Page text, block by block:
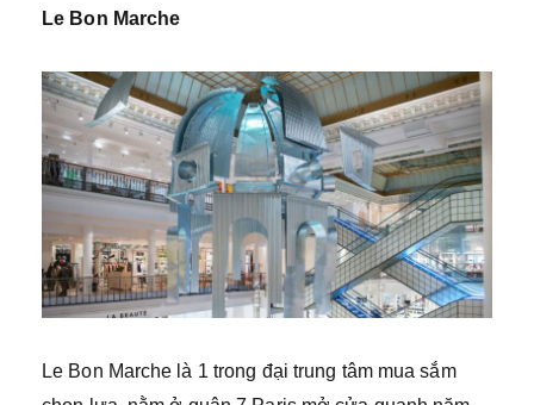
Le Bon Marche
Le Bon Marche là 1 trong đại trung tâm mua sắm